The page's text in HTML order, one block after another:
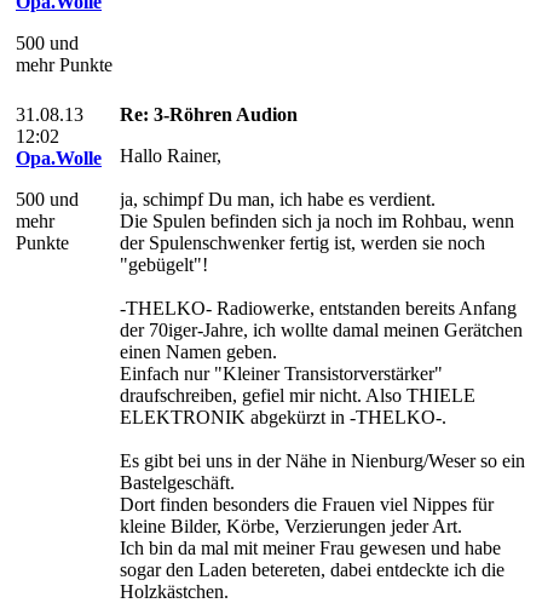
500 und
mehr Punkte
31.08.13
12:02
Opa.Wolle
500 und
mehr
Punkte
Re: 3-Röhren Audion
Hallo Rainer,
ja, schimpf Du man, ich habe es verdient.
Die Spulen befinden sich ja noch im Rohbau, wenn
der Spulenschwenker fertig ist, werden sie noch
"gebügelt"!
-THELKO- Radiowerke, entstanden bereits Anfang
der 70iger-Jahre, ich wollte damal meinen Gerätchen
einen Namen geben.
Einfach nur "Kleiner Transistorverstärker"
draufschreiben, gefiel mir nicht. Also THIELE
ELEKTRONIK abgekürzt in -THELKO-.
Es gibt bei uns in der Nähe in Nienburg/Weser so ein
Bastelgeschäft.
Dort finden besonders die Frauen viel Nippes für
kleine Bilder, Körbe, Verzierungen jeder Art.
Ich bin da mal mit meiner Frau gewesen und habe
sogar den Laden betereten, dabei entdeckte ich die
Holzkästchen.